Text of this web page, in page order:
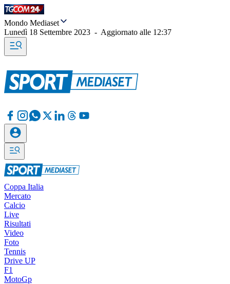
Mondo Mediaset
Lunedì 18 Settembre 2023 - Aggiornato alle 12:37
Coppa Italia
Mercato
Calcio
Live
Risultati
Video
Foto
Tennis
Drive UP
F1
MotoGp